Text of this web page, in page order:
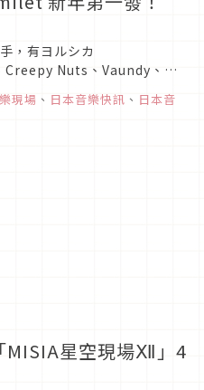
，有ヨルシカ
Creepy Nuts、Vaundy、
X
現場 、 日本音樂快訊 、 日本音
MISIA星空現場Ⅻ」4